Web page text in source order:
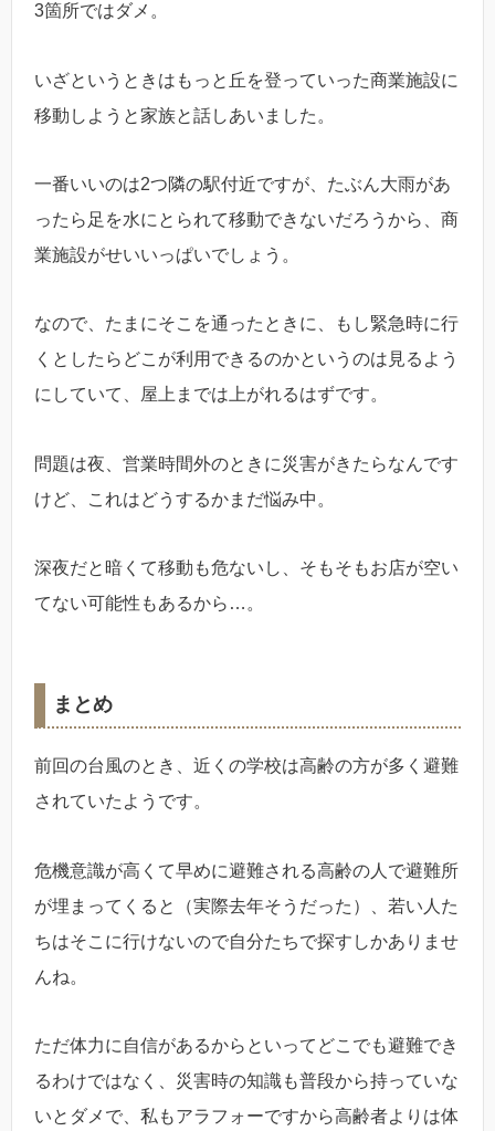
3箇所ではダメ。
いざというときはもっと丘を登っていった商業施設に
移動しようと家族と話しあいました。
一番いいのは2つ隣の駅付近ですが、たぶん大雨があ
ったら足を水にとられて移動できないだろうから、商
業施設がせいいっぱいでしょう。
なので、たまにそこを通ったときに、もし緊急時に行
くとしたらどこが利用できるのかというのは見るよう
にしていて、屋上までは上がれるはずです。
問題は夜、営業時間外のときに災害がきたらなんです
けど、これはどうするかまだ悩み中。
深夜だと暗くて移動も危ないし、そもそもお店が空い
てない可能性もあるから…。
まとめ
前回の台風のとき、近くの学校は高齢の方が多く避難
されていたようです。
危機意識が高くて早めに避難される高齢の人で避難所
が埋まってくると（実際去年そうだった）、若い人た
ちはそこに行けないので自分たちで探すしかありませ
んね。
ただ体力に自信があるからといってどこでも避難でき
るわけではなく、災害時の知識も普段から持っていな
いとダメで、私もアラフォーですから高齢者よりは体